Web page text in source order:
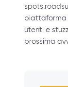
piattaforma
utenti e
prossima